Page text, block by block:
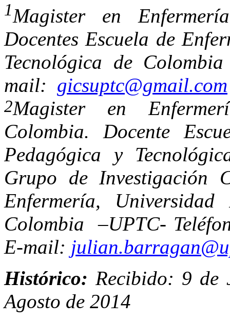
1Magister en
Docentes Escuela de
Tecnológica de
mail: gicsuptc@gmail.com
2Magister en
Colombia. Docente
Pedagógica y
Grupo de Investigación
Enfermería,
Colombia –UPTC-
E-mail:
Histórico: Recibido: 9 de
Agosto de 2014